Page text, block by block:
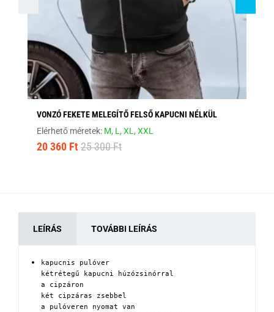
VONZÓ FEKETE MELEGÍTŐ FELSŐ KAPUCNI NÉLKÜL
Elérhető méretek: M, L,XL,XXL
20 360 Ft 25 300 Ft
LEÍRÁS TOVÁBBI LEÍRÁS
kapucnis pulóver
kétrétegű kapucni húzózsinórral
a cipzáron
két cipzáras zsebbel
a pulóveren nyomat van